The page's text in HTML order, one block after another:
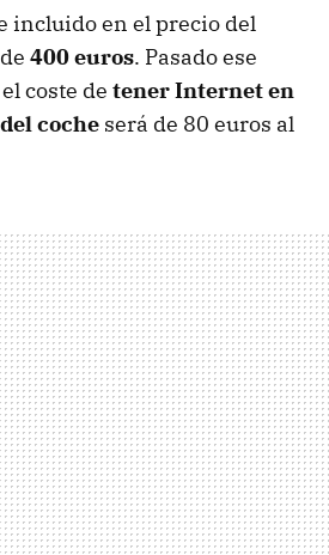
incluido en el precio del
400 euros. Pasado ese
coste de tener Internet en
del coche será de 80 euros al